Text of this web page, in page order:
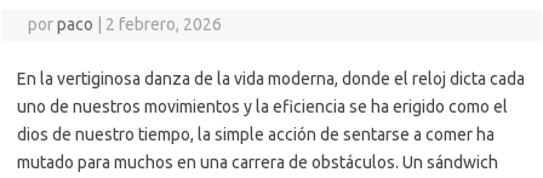
porpaco 2 febrero, 2026
En la vertiginosa danza de la vida moderna, donde el reloj dicta cada
uno de nuestros movimientos y la eficiencia se ha erigido como el
dios de nuestro tiempo, la simple acción de sentarse a comer ha
mutado para muchos en una carrera de obstáculos. Un sándwich